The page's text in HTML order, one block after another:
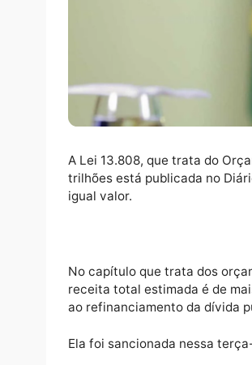
trilhões está publicada no
igual valor.